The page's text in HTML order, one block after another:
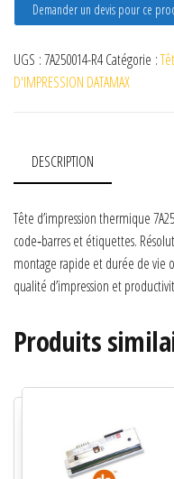
Demander un devis pour ce
UGS :7A250014-R4Catégorie :
D'IMPRESSION DATAMAX
DESCRIPTION
Tête d’impression thermique
code‑barres et étiquettes.
montage rapide et durée de
qualité d’impression et
Produits